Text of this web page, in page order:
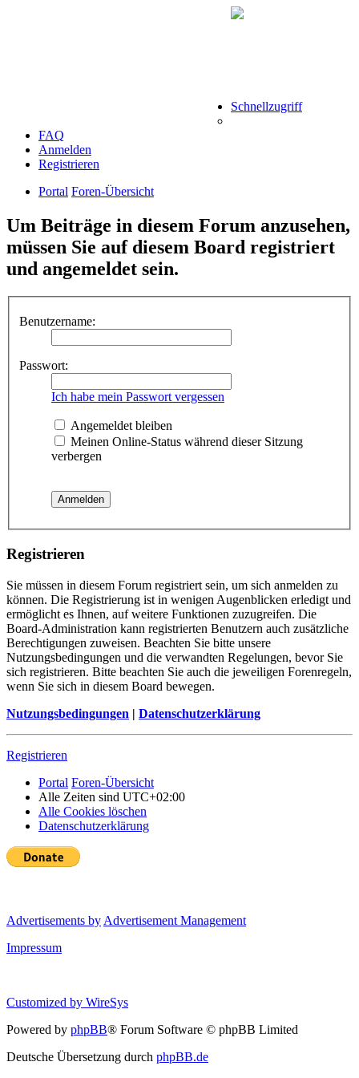
Schnellzugriff
FAQ
Anmelden
Registrieren
Portal Foren-Übersicht
Um Beiträge in diesem Forum anzusehen,
müssen Sie auf diesem Board registriert
und angemeldet sein.
Benutzername:
Passwort:
Ich habe mein Passwort vergessen
Angemeldet bleiben
Meinen Online-Status während dieser Sitzung
verbergen
Registrieren
Sie müssen in diesem Forum registriert sein, um sich anmelden zu
können. Die Registrierung ist in wenigen Augenblicken erledigt und
ermöglicht es Ihnen, auf weitere Funktionen zuzugreifen. Die
Board-Administration kann registrierten Benutzern auch zusätzliche
Berechtigungen zuweisen. Beachten Sie bitte unsere
Nutzungsbedingungen und die verwandten Regelungen, bevor Sie
sich registrieren. Bitte beachten Sie auch die jeweiligen Forenregeln,
wenn Sie sich in diesem Board bewegen.
Nutzungsbedingungen | Datenschutzerklärung
Registrieren
Portal Foren-Übersicht
Alle Zeiten sind UTC+02:00
Alle Cookies löschen
Datenschutzerklärung
Advertisements by Advertisement Management
Impressum
Customized by WireSys
Powered by phpBB® Forum Software © phpBB Limited
Deutsche Übersetzung durch phpBB.de